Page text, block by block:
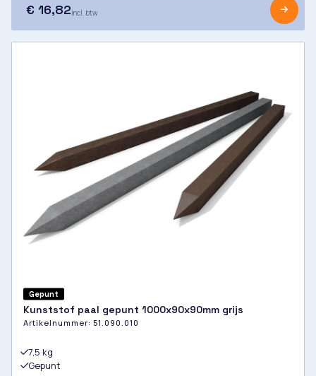
€ 16,82incl. btw
Gepunt
Kunststof paal gepunt 1000x90x90mm grijs
Artikelnummer: 51.090.010
7,5 kg
Gepunt